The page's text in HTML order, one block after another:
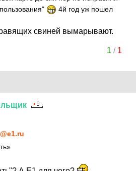
4й год уж пошел
свиней вымарывают.
1 / 1